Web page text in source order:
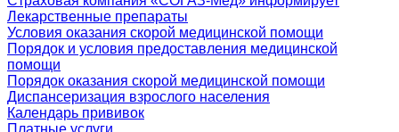
Лекарственные препараты
Условия оказания скорой медицинской помощи
Порядок и условия предоставления медицинской
помощи
Порядок оказания скорой медицинской помощи
Диспансеризация взрослого населения
Календарь прививок
Платные услуги